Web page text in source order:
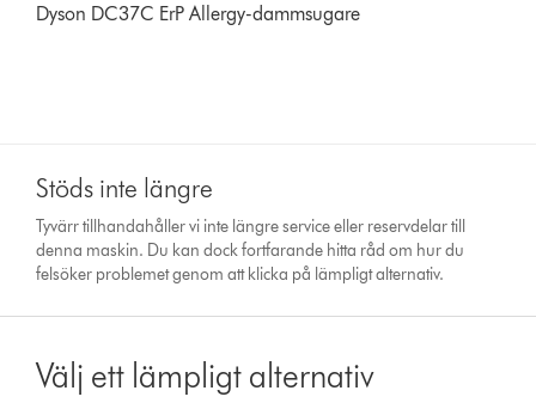
Dyson DC37C ErP Allergy-dammsugare
Stöds inte längre
Tyvärr tillhandahåller vi inte längre service eller reservdelar till
denna maskin. Du kan dock fortfarande hitta råd om hur du
felsöker problemet genom att klicka på lämpligt alternativ.
Välj ett lämpligt alternativ